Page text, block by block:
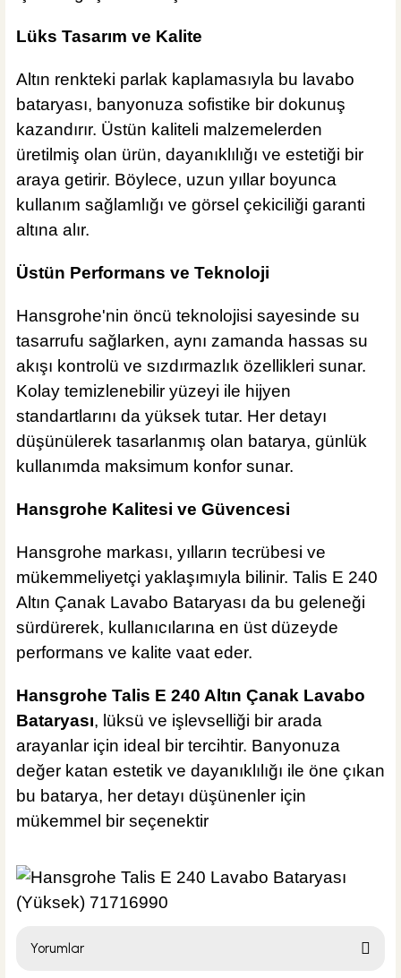
20.352,00 TL %40
ÜRÜN TÜKENDİ
MĞZ TESLİM
İsvea Banyo
İsvea ION Davanti Tezgah Üstü Lavabo Mat Beyaz
8.754,00 TL
ÜRÜN TÜKENDİ
Lüks Tasarım ve Kalite
Altın renkteki parlak kaplamasıyla bu lavabo
bataryası, banyonuza sofistike bir dokunuş
kazandırır. Üstün kaliteli malzemelerden
üretilmiş olan ürün, dayanıklılığı ve estetiği bir
araya getirir. Böylece, uzun yıllar boyunca
kullanım sağlamlığı ve görsel çekiciliği garanti
altına alır.
Üstün Performans ve Teknoloji
Hansgrohe'nin öncü teknolojisi sayesinde su
tasarrufu sağlarken, aynı zamanda hassas su
akışı kontrolü ve sızdırmazlık özellikleri sunar.
Kolay temizlenebilir yüzeyi ile hijyen
standartlarını da yüksek tutar. Her detayı
düşünülerek tasarlanmış olan batarya, günlük
kullanımda maksimum konfor sunar.
Hansgrohe Kalitesi ve Güvencesi
Hansgrohe markası, yılların tecrübesi ve
mükemmeliyetçi yaklaşımıyla bilinir. Talis E 240
Altın Çanak Lavabo Bataryası da bu geleneği
sürdürerek, kullanıcılarına en üst düzeyde
performans ve kalite vaat eder.
Hansgrohe Talis E 240 Altın Çanak Lavabo
Bataryası, lüksü ve işlevselliği bir arada
arayanlar için ideal bir tercihtir. Banyonuza
değer katan estetik ve dayanıklılığı ile öne çıkan
bu batarya, her detayı düşünenler için
mükemmel bir seçenektir
Yorumlar